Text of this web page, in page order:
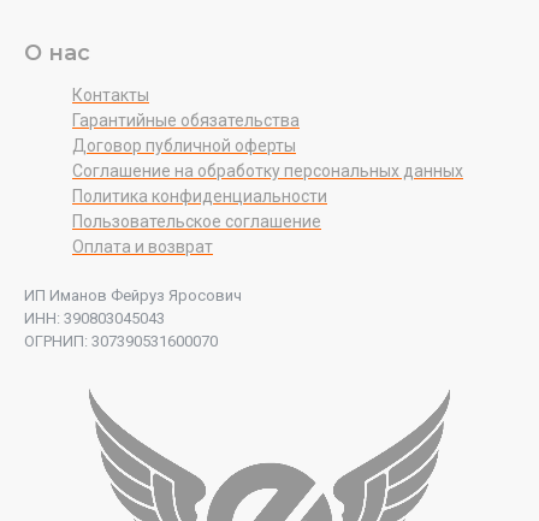
О нас
Контакты
Гарантийные обязательства
Договор публичной оферты
Соглашение на обработку персональных данных
Политика конфиденциальности
Пользовательское соглашение
Оплата и возврат
ИП Иманов Фейруз Яросович
ИНН: 390803045043
ОГРНИП: 307390531600070